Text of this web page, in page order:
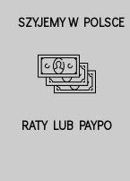
SZYJEMY W POLSCE
RATY LUB PAYPO